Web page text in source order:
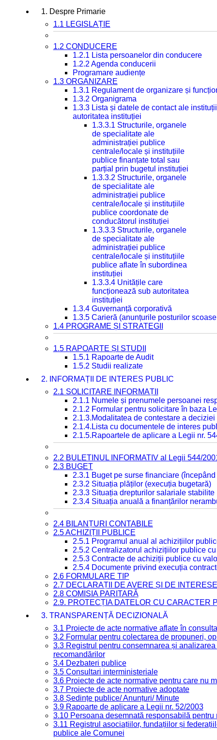
1. Despre Primarie
1.1 LEGISLAȚIE
1.2 CONDUCERE
1.2.1 Lista persoanelor din conducere
1.2.2 Agenda conducerii
Programare audiențe
1.3 ORGANIZARE
1.3.1 Regulament de organizare și
1.3.2 Organigrama
1.3.3 Lista și datele de contact ale
autoritatea instituției
1.3.3.1 Structurile, organele
de specialitate ale
administrației publice
centrale/locale și instituțiile
publice finanțate total sau
parțial prin bugetul instituției
1.3.3.2 Structurile, organele
de specialitate ale
administrației publice
centrale/locale și instituțiile
publice coordonate de
conducătorul instituției
1.3.3.3 Structurile, organele
de specialitate ale
administrației publice
centrale/locale și instituțiile
publice aflate în subordinea
instituției
1.3.3.4 Unitățile care
funcționează sub autoritatea
instituției
1.3.4 Guvernanță corporativă
1.3.5 Carieră (anunțurile posturilor
1.4 PROGRAME ȘI STRATEGII
1.5 RAPOARTE ȘI STUDII
1.5.1 Rapoarte de Audit
1.5.2 Studii realizate
2. INFORMAȚII DE INTERES PUBLIC
2.1 SOLICITARE INFORMAȚII
2.1.1 Numele și prenumele persoanei
2.1.2 Formular pentru solicitare în baza
2.1.3.Modalitatea de contestare a
2.1.4.Lista cu documentele de interes
2.1.5.Rapoartele de aplicare a Legii nr.
2.2 BULETINUL INFORMATIV al Legii 544/
2.3 BUGET
2.3.1 Buget pe surse financiare
2.3.2 Situația plăților (execuția bugetară)
2.3.3 Situația drepturilor salariale
2.3.4 Situația anuală a finanțărilor
2.4 BILANȚURI CONTABILE
2.5 ACHIZIȚII PUBLICE
2.5.1 Programul anual al achizițiilor
2.5.2 Centralizatorul achizițiilor publice
2.5.3 Contracte de achiziții publice cu
2.5.4 Documente privind execuția
2.6 FORMULARE TIP
2.7 DECLARAȚII DE AVERE ȘI DE INTERESE
2.8 COMISIA PARITARĂ
2.9. PROTECȚIA DATELOR CU CARACTER
3. TRANSPARENȚĂ DECIZIONALĂ
3.1 Proiecte de acte normative aflate în
3.2 Formular pentru colectarea de propuneri,
3.3 Registrul pentru consemnarea și
recomandărilor
3.4 Dezbateri publice
3.5 Consultari interministeriale
3.6 Proiecte de acte normative pentru care nu
3.7 Proiecte de acte normative adoptate
3.8 Ședințe publice/ Anunțuri/ Minute
3.9 Rapoarte de aplicare a Legii nr. 52/2003
3.10 Persoana desemnată responsabilă
3.11 Registrul asociațiilor, fundațiilor și
publice ale Comunei